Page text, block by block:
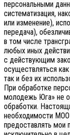
персональными
систематизация,
или изменение),
передача),
в том числе
любых иных
с действующим
осуществляться
так и без их
При обработке
молодежь Юга» не
обработки.
необходимости
предоставлять мои